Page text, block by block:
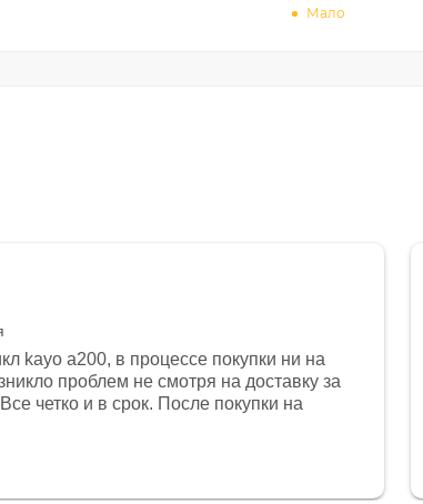
Мало
kayo a200, в процессе покупки ни на
проблем не смотря на доставку за
четко и в срок. После покупки на
был 0, при этом представители магазина
связи и в итоге проблема была решена.
о небезразличии к клиенту после